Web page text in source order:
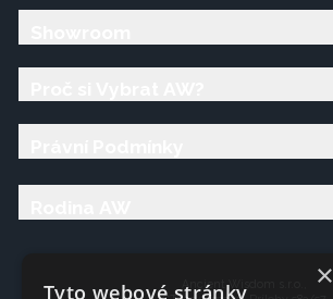
Ancient Wisdom s.r.o.,
×
Tyto webové stránky